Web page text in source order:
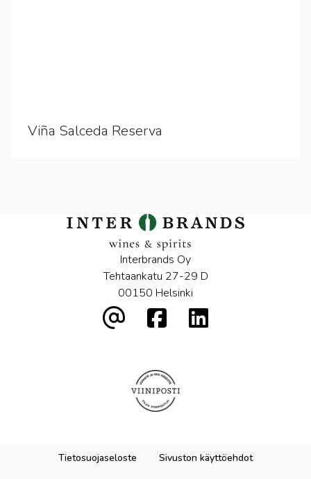
Viña Salceda Reserva
Interbrands Oy
Tehtaankatu 27-29 D
00150 Helsinki
Tietosuojaseloste
Sivuston käyttöehdot